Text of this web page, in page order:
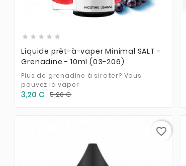
  
    
Liquide prêt-à-vaper Minimal SALT -
Grenadine - 10ml (03-206)
Plus de grenadine à siroter? Vous
pouvez la vaper
3,20 € 5,20 €
favorite_border